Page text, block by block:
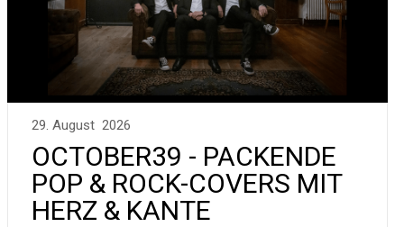
29. August 2026
OCTOBER39 - PACKENDE
POP & ROCK-COVERS MIT
HERZ & KANTE